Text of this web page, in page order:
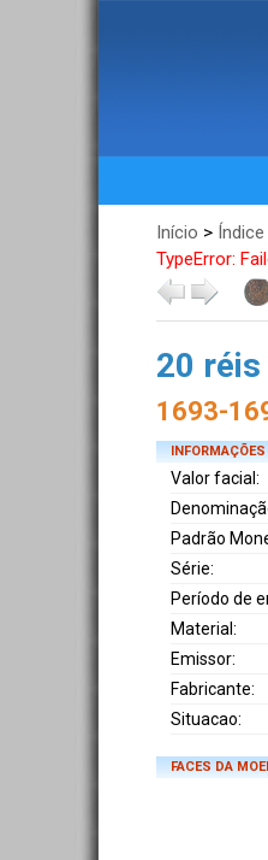
Início > Índice
TypeError:
20
1693-
Valor facial:
Padrão
Série:
Período de
Material:
Emissor:
Fabricante:
Situacao:
FACES DA